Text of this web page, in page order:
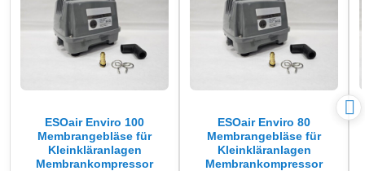
ESOair Enviro 100
Membrangebläse für
Kleinkläranlagen
Membrankompressor
ESOair Enviro 80
Membrangebläse für
Kleinkläranlagen
Membrankompressor